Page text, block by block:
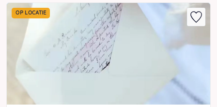
OP LOCATIE